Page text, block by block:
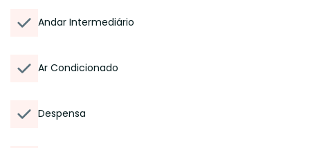
Andar Intermediário
Ar Condicionado
Despensa